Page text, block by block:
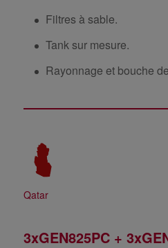
Filtres à sable.
Tank sur mesure.
Rayonnage et bouche
Qatar
3xGEN825PC +